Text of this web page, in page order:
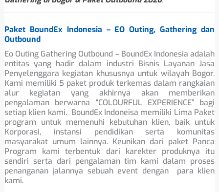
Paket BoundEx Indonesia – EO Outing, Gathering dan
Outbound
Eo Outing Gathering Outbound – BoundEx Indonesia adalah
entitas yang hadir dalam industri Bisnis Layanan Jasa
Penyelenggara kegiatan khususnya untuk wilayah Bogor.
Kami memiliki 5 paket produk terkemas dalam rangkaian
alur kegiatan yang akhirnya akan memberikan
pengalaman berwarna “COLOURFUL EXPERIENCE” bagi
setiap klien kami. BoundEx Indoneisa memiliki Lima Paket
program untuk memenuhi kebutuhan klien, baik untuk
Korporasi, instansi pendidikan serta komunitas
masyarakat umum lainnya. Keunikan dari paket Panca
Program kami terbentuk dari karekter produknya itu
sendiri serta dari pengalaman tim kami dalam proses
penanganan jalannya sebuah event dengan para klien
kami.